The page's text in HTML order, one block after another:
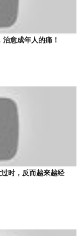
愈成年人的痛！
时，反而越来越经